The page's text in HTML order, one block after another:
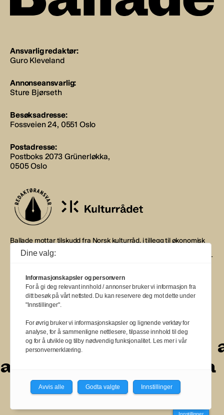
Ansvarlig redaktør:
Guro Kleveland
Annonseansvarlig:
Sture Bjørseth
Besøksadresse:
Fossveien 24, 0551 Oslo
Postadresse:
Postboks 2073 Grünerløkka,
0505 Oslo
Ballade mottar tilskudd fra Norsk kulturråd, i tillegg til økonomisk
støtte fra eierne NOPA, Norsk komponistforening og
Musikkforleggerne. Ballade drives etter Redaktør- og Vær Varsom-
BALLADE — NORGES MUSIKKMAGASIN
a
aaa
aa
aa
a
a
Innstillinger
Dine valg:
Informasjonskapsler og personvern
For å gi deg relevant innhold / annonser bruker vi informasjon fra
ditt besøk på vårt nettsted. Du kan reservere deg mot dette under
"Innstillinger".
For øvrig bruker vi informasjonskapsler og lignende verktøy for
analyse, for å sammenligne nettlesere, tilpasse innhold til deg
og for å utvikle og tilby nødvendig funksjonalitet. Les mer i vår
personvernerklæring.
Avvis alle Godta valgte Innstillinger